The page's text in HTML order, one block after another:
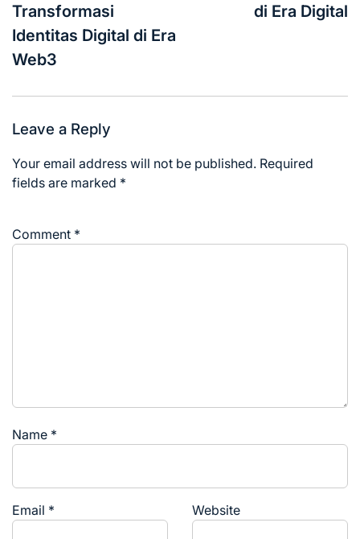
Transformasi
Identitas Digital di Era
Web3
di Era Digital
Leave a Reply
Your email address will not be published. Required
fields are marked *
Comment *
Name *
Email * Website